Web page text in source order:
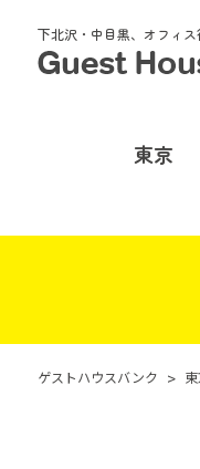
下北沢・中目黒、オフィ
東京
ゲストハウスバンク >